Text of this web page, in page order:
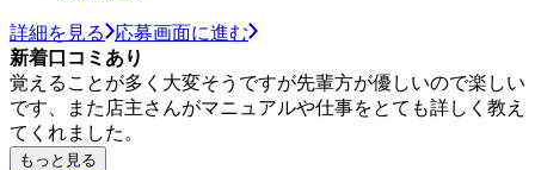
詳細を見る
応募画面に進む
新着口コミあり
覚えることが多く大変そうですが先輩方が優しいので楽しい
です、また店主さんがマニュアルや仕事をとても詳しく教え
てくれました。
もっと見る